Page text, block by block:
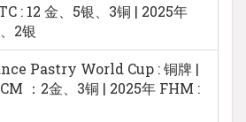
: 12 金、5银、3铜 | 2025年
2银
Pastry World Cup : 铜牌 |
：2金、3铜 | 2025年 FHM :